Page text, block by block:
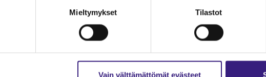
Mieltymykset Tilastot
Vain välttämättömät evästeet